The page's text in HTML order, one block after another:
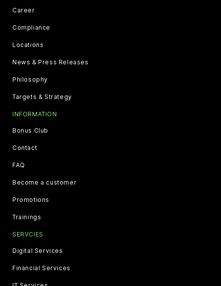
Career
Compliance
Locations
News & Press Releases
Philosophy
Targets & Strategy
INFORMATION
Bonus Club
Contact
FAQ
Become a customer
Promotions
Trainings
SERVCIES
Digital Services
Financial Services